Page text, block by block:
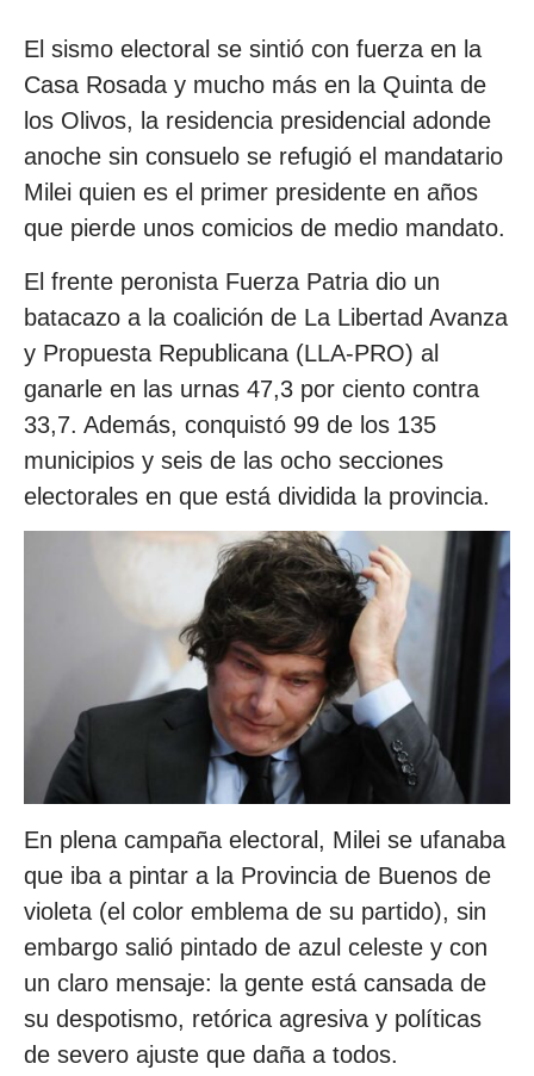
El sismo electoral se sintió con fuerza en la
Casa Rosada y mucho más en la Quinta de
los Olivos, la residencia presidencial adonde
anoche sin consuelo se refugió el mandatario
Milei quien es el primer presidente en años
que pierde unos comicios de medio mandato.
El frente peronista Fuerza Patria dio un
batacazo a la coalición de La Libertad Avanza
y Propuesta Republicana (LLA-PRO) al
ganarle en las urnas 47,3 por ciento contra
33,7. Además, conquistó 99 de los 135
municipios y seis de las ocho secciones
electorales en que está dividida la provincia.
En plena campaña electoral, Milei se ufanaba
que iba a pintar a la Provincia de Buenos de
violeta (el color emblema de su partido), sin
embargo salió pintado de azul celeste y con
un claro mensaje: la gente está cansada de
su despotismo, retórica agresiva y políticas
de severo ajuste que daña a todos.